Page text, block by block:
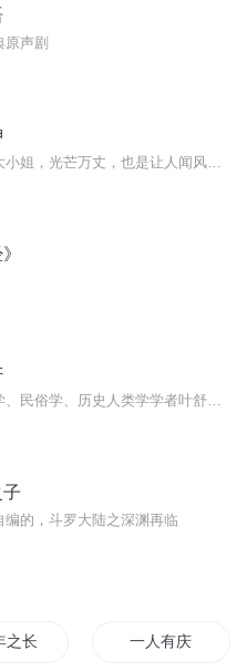
声剧
的，斗罗大陆之深渊再临
长歌行 一人有庆